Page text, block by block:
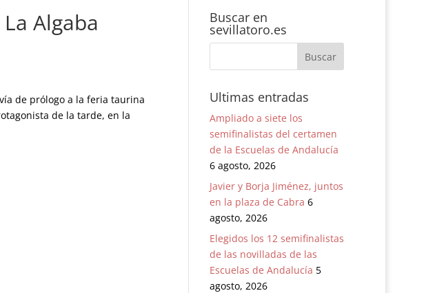
Algaba
de prólogo a la feria taurina
de la tarde, en la
Buscar en
sevillatoro.es
Ultimas entradas
Ampliado a siete los
semifinalistas del certamen
de la Escuelas de Andalucía
6 agosto, 2026
Javier y Borja Jiménez, juntos
en la plaza de Cabra 6
agosto, 2026
Elegidos los 12 semifinalistas
de las novilladas de las
Escuelas de Andalucía 5
agosto, 2026